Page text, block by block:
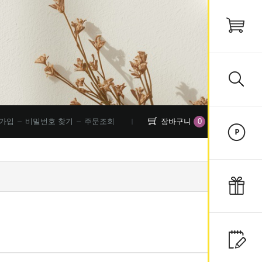
장바구니 0
주문조회
비밀번호 찾기
입